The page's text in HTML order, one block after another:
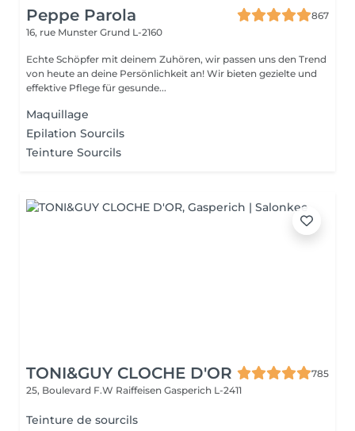
Peppe Parola
867
16, rue Munster Grund L-2160
Echte Schöpfer mit deinem Zuhören, wir passen uns den Trend
von heute an deine Persönlichkeit an! Wir bieten gezielte und
effektive Pflege für gesunde...
Maquillage
Epilation Sourcils
Teinture Sourcils
TONI&GUY CLOCHE D'OR
785
25, Boulevard F.W Raiffeisen Gasperich L-2411
Teinture de sourcils